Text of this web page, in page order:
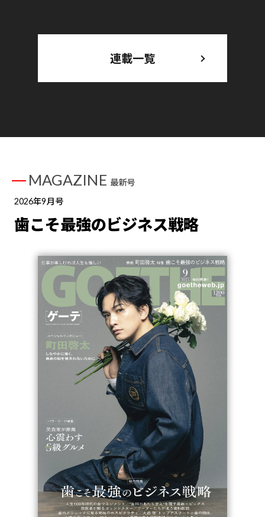
連載一覧
MAGAZINE 最新号
2026年9月号
歯こそ最強のビジネス戦略